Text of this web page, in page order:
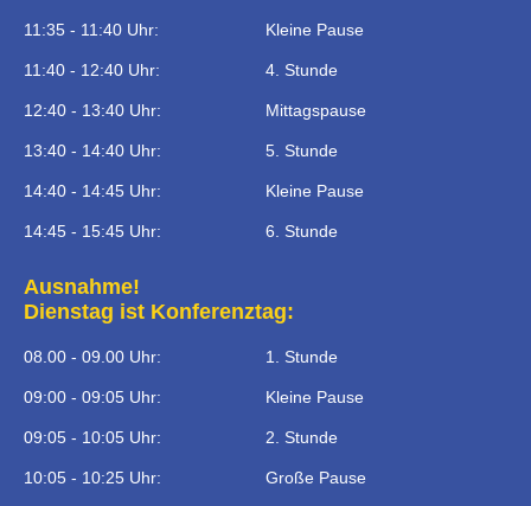
11:35 - 11:40 Uhr: Kleine Pause
11:40 - 12:40 Uhr: 4. Stunde
12:40 - 13:40 Uhr: Mittagspause
13:40 - 14:40 Uhr: 5. Stunde
14:40 - 14:45 Uhr: Kleine Pause
14:45 - 15:45 Uhr: 6. Stunde
Ausnahme!
Dienstag ist Konferenztag:
08.00 - 09.00 Uhr: 1. Stunde
09:00 - 09:05 Uhr: Kleine Pause
09:05 - 10:05 Uhr: 2. Stunde
10:05 - 10:25 Uhr: Große Pause